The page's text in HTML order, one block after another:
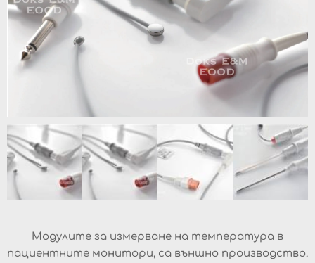
Модулите за измерване на температура в
пациентните монитори, са външно производство.